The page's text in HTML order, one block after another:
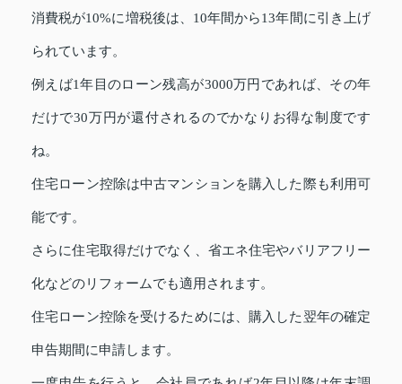
消費税が10%に増税後は、10年間から13年間に引き上げ
られています。
例えば1年目のローン残高が3000万円であれば、その年
だけで30万円が還付されるのでかなりお得な制度です
ね。
住宅ローン控除は中古マンションを購入した際も利用可
能です。
さらに住宅取得だけでなく、省エネ住宅やバリアフリー
化などのリフォームでも適用されます。
住宅ローン控除を受けるためには、購入した翌年の確定
申告期間に申請します。